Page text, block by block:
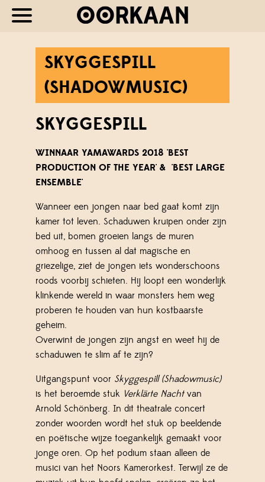
SKYGGESPILL
(SHADOWMUSIC)
SKYGGESPILL
WINNAAR YAMAWARDS 2018 'BEST
PRODUCTION OF THE YEAR' & 'BEST LARGE
ENSEMBLE'
Wanneer een jongen naar bed gaat komt zijn
kamer tot leven. Schaduwen kruipen onder zijn
bed uit, bomen groeien langs de muren
omhoog en tussen al dat magische en
griezelige, ziet de jongen iets wonderschoons
roods voorbij schieten. Hij loopt een wonderlijk
klinkende wereld in waar monsters hem weg
proberen te houden van hun kostbaarste
geheim.
Overwint de jongen zijn angst en weet hij de
schaduwen te slim af te zijn?
Uitgangspunt voor Skyggespill (Shadowmusic)
is het beroemde stuk Verklärte Nachtvan
Arnold Schönberg. In dit theatrale concert
zonder woorden wordt het stuk op beeldende
en poëtische wijze toegankelijk gemaakt voor
jonge oren. Op het podium staan alleen de
musici van het Noors Kamerorkest. Terwijl ze de